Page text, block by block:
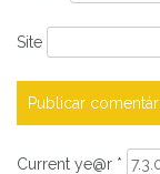
Site
Current ye@r *